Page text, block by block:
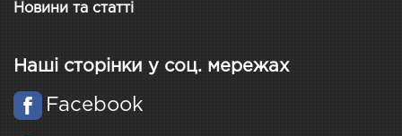
Новини та статті
Наші сторінки у соц. мережах
Facebook